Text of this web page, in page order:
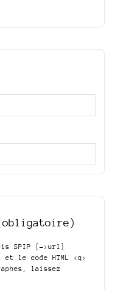
SPIP
[->url]
et le code HTML <q>
laissez